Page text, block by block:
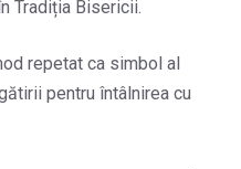
Tradiția Bisericii.
repetat ca simbol al
pentru întâlnirea cu